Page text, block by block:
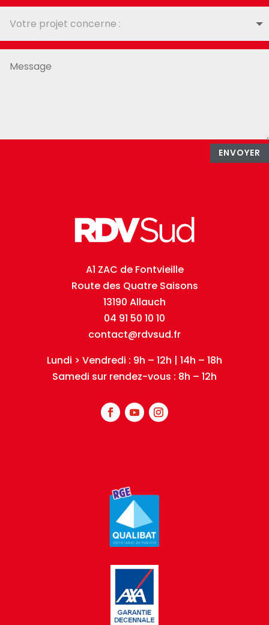
ENVOYER
A1 ZAC de Fontvieille
Route des Quatre Saisons
13190 Allauch
04 91 50 10 10
contact@rdvsud.fr
Lundi > Vendredi : 9h – 12h | 14h – 18h
Samedi sur rendez-vous : 8h – 12h